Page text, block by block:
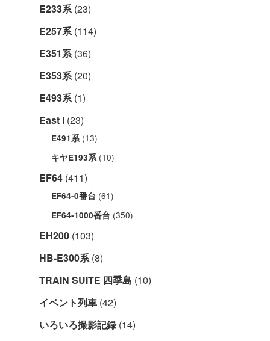
E233系(23)
E257系(114)
E351系(36)
E353系(20)
E493系(1)
East i (23)
E491系 (13)
キヤE193系 (10)
EF64 (411)
EF64-0番台 (61)
EF64-1000番台 (350)
EH200 (103)
HB-E300系(8)
TRAIN SUITE 四季島 (10)
イベント列車 (42)
いろいろ撮影記録(14)